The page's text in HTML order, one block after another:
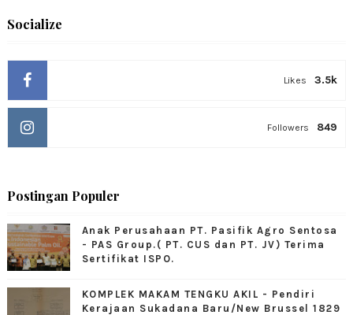
Socialize
3.5k
Likes
849
Followers
Postingan Populer
Anak Perusahaan PT. Pasifik Agro Sentosa
- PAS Group.( PT. CUS dan PT. JV) Terima
Sertifikat ISPO.
KOMPLEK MAKAM TENGKU AKIL - Pendiri
Kerajaan Sukadana Baru/New Brussel 1829